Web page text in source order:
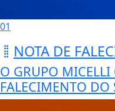
01
NOTA DE
O GRUPO
FALECIMENTO DO